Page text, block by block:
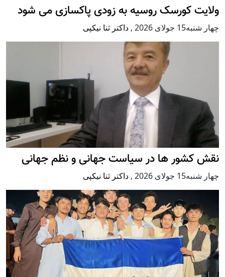
ولایت کورسک روسیه به زودی پاکسازی می شود
چهار شنبه15 جولای 2026 , داکتر ثنا نیکپی
نقش کشور ها در سیاست جهانی و نظم جهانی
چهار شنبه15 جولای 2026 , داکتر ثنا نیکپی